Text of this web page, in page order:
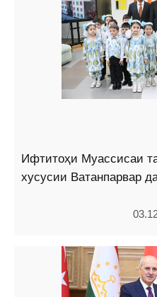
Ифтитоҳи Муассисаи
хусусии Ватанпарвар